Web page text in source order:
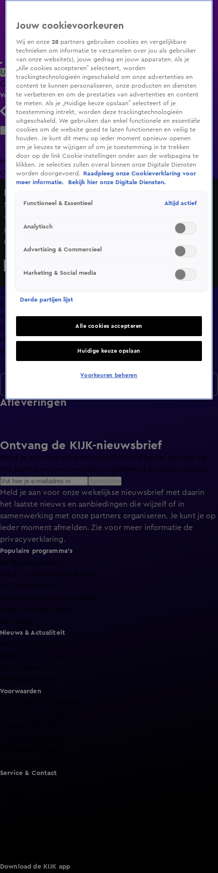
Uitzending Gemist Populaire programma's Zenders Genres
ClipsFilmsRadioSmart TV inlogShop
Volg KIJK
Zoeken
HomeUitzending Gemist Programma's De Bondgenoten
OranjezomerLivestreamsShop
Seizoen 1, aflevering 8
Za 23 mei, 17:30
Kijk naar OPEN Race 1 van de NASCAR Euro Series op
Circuit Paul Ricard en mis geen moment van de actie.
Overzicht
Exclusief
Afleveringen
Clips
Meer zoals dit
Info
Afleveringen
Ontvang de KIJK-nieuwsbrief
Meld je aan voor de nieuwsbrief en blijf op de hoogte van
het laatste nieuws over de programma’s en series op KIJK.
Meld je aan voor onze wekelijkse nieuwsbrief met daarin
het laatste nieuws en aanbiedingen die wijzelf of in
samenwerking met onze partners organiseren. Je kunt je op
ieder moment afmelden. Zie voor meer informatie de
privacyverklaring.
Populaire programma's
De Bondgenoten
A.S.S. - Anti Survival Show
De Oranjezomer
Mi Dushi: wat is dan liefde?
Nieuws & Actualiteit
Voorwaarden
Service & Contact
Download de KIJK app
Jouw cookievoorkeuren
Wij en onze28 partners gebruiken cookies en vergelijkbare
technieken om informatie te verzamelen over jou als gebruiker
van onze website(s), jouw gedrag en jouw apparaten. Als je
„Alle cookies accepteren” selecteert, worden
trackingtechnologieën ingeschakeld om onze advertenties en
content te kunnen personaliseren, onze producten en diensten
te verbeteren en om de prestaties van advertenties en content
te meten. Als je „Huidige keuze opslaan” selecteert of je
toestemming intrekt, worden deze trackingtechnologieën
uitgeschakeld. We gebruiken dan enkel functionele en essentiële
cookies om de website goed te laten functioneren en veilig te
houden. Je kunt dit menu op ieder moment opnieuw openen
om je keuzes te wijzigen of om je toestemming in te trekken
door op de link Cookie-instellingen onder aan de webpagina te
klikken. Je selecties zullen overal binnen onze Digitale Diensten
worden doorgevoerd.
Raadpleeg onze Cookieverklaring voor
meer informatie.
Bekijk hier onze Digitale Diensten.
Functioneel & Essentieel Altijd actief
Analytisch
Advertising & Commercieel
Marketing & Social media
Derde partijen lijst
Alle cookies accepteren
Huidige keuze opslaan
Voorkeuren beheren